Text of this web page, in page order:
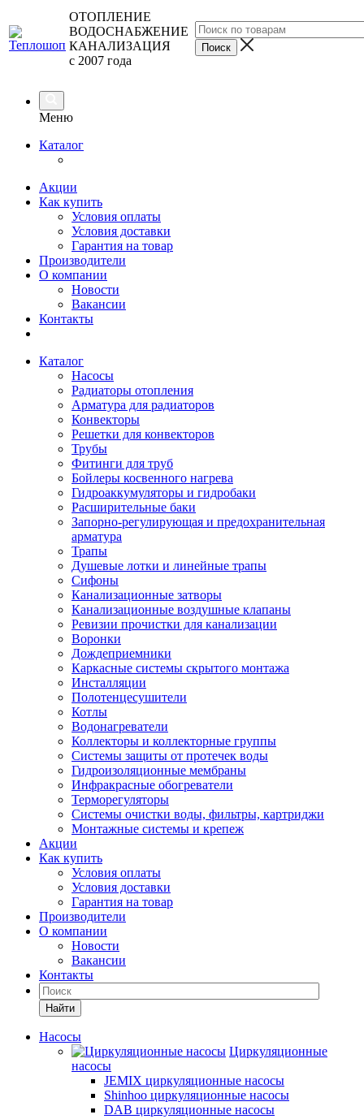
ОТОПЛЕНИЕ
ВОДОСНАБЖЕНИЕ
КАНАЛИЗАЦИЯ
с 2007 года
Меню
Каталог
Акции
Как купить
Условия оплаты
Условия доставки
Гарантия на товар
Производители
О компании
Новости
Вакансии
Контакты
Каталог
Насосы
Радиаторы отопления
Арматура для радиаторов
Конвекторы
Решетки для конвекторов
Трубы
Фитинги для труб
Бойлеры косвенного нагрева
Гидроаккумуляторы и гидробаки
Расширительные баки
Запорно-регулирующая и предохранительная
арматура
Трапы
Душевые лотки и линейные трапы
Сифоны
Канализационные затворы
Канализационные воздушные клапаны
Ревизии прочистки для канализации
Воронки
Дождеприемники
Каркасные системы скрытого монтажа
Инсталляции
Полотенцесушители
Котлы
Водонагреватели
Коллекторы и коллекторные группы
Системы защиты от протечек воды
Гидроизоляционные мембраны
Инфракрасные обогреватели
Терморегуляторы
Системы очистки воды, фильтры, картриджи
Монтажные системы и крепеж
Акции
Как купить
Условия оплаты
Условия доставки
Гарантия на товар
Производители
О компании
Новости
Вакансии
Контакты
Найти
Насосы
Циркуляционные
насосы
JEMIX циркуляционные насосы
Shinhoo циркуляционные насосы
DAB циркуляционные насосы